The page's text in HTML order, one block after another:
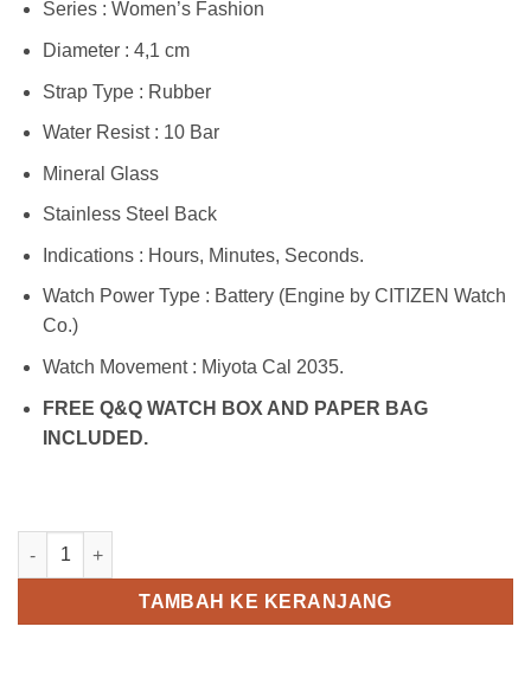
Series : Women’s Fashion
Diameter : 4,1 cm
Strap Type : Rubber
Water Resist : 10 Bar
Mineral Glass
Stainless Steel Back
Indications : Hours, Minutes, Seconds.
Watch Power Type : Battery (Engine by CITIZEN Watch
Co.)
Watch Movement : Miyota Cal 2035.
FREE Q&Q WATCH BOX AND PAPER BAG
INCLUDED.
Kuantitas Q&Q VR28J001Y
TAMBAH KE KERANJANG